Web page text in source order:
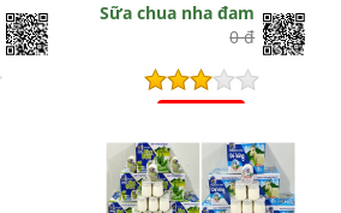
Sữa chua nha đam
0 đ